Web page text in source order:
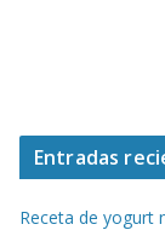
Entradas
Receta de yogurt